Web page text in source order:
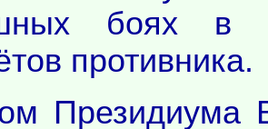
боях в
противника.
Президиума